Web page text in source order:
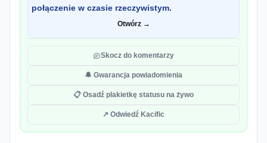
połączenie w czasie rzeczywistym.
Otwórz →
Skocz do komentarzy
🔔 Gwarancja powiadomienia
📋 Osadź plakietkę statusu na żywo
↗ Odwiedź Kacific